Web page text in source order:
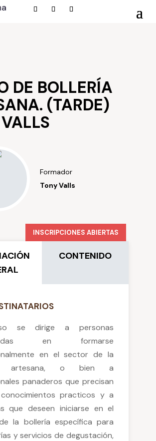
DE BOLLERÍA
(TARDE)
Formador
Tony Valls
INSCRIPCIONES ABIERTAS
CONTENIDO
se dirige a personas
en formarse
en el sector de la
artesana, o bien a
panaderos que precisan
practicos y a
que deseen iniciarse en el
la bollería específica para
y servicios de degustación,